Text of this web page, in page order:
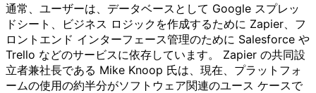
通常、ユーザーは、データベースとして Google スプレッ
ドシート、ビジネス ロジックを作成するために Zapier、フ
ロントエンド インターフェース管理のために Salesforce や
Trello などのサービスに依存しています。 Zapier の共同設
立者兼社長である Mike Knoop 氏は、現在、プラットフォ
ームの使用の約半分がソフトウェア関連のユース ケースで